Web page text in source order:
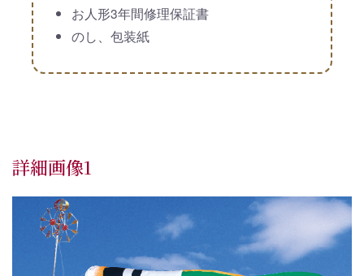
お人形3年間修理保証書
のし、包装紙
詳細画像1